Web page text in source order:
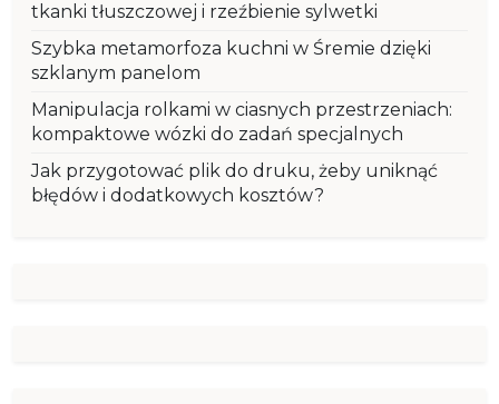
tkanki tłuszczowej i rzeźbienie sylwetki
Szybka metamorfoza kuchni w Śremie dzięki
szklanym panelom
Manipulacja rolkami w ciasnych przestrzeniach:
kompaktowe wózki do zadań specjalnych
Jak przygotować plik do druku, żeby uniknąć
błędów i dodatkowych kosztów?